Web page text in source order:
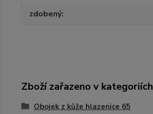
zdobený
Zboží zařazeno v kategoriích
Obojek z kůže hlazenice 65